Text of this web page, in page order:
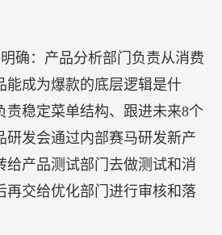
确：产品分析部门负责从消费
能成为爆款的底层逻辑是什
责稳定菜单结构、跟进未来8个
研发会通过内部赛马研发新产
给产品测试部门去做测试和消
再交给优化部门进行审核和落